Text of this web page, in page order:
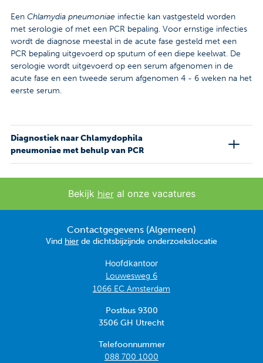
Een Chlamydia pneumoniae infectie kan vastgesteld worden
met serologie of met een PCR bepaling. Voor ernstige infecties
wordt de diagnose meestal in de acute fase gesteld met een
PCR bepaling uitgevoerd op sputum of een diepe keelwat. De
serologie wordt uitgevoerd op een serum afgenomen in de
acute fase en een tweede serum afgenomen 4 - 6 weken na het
eerste serum.
Diagnostiek naar Chlamydophila
pneumoniae met behulp van PCR
Bekijk hieral onze vacatures
Contactgegevens (Algemeen)
Vind hier de dichtsbijzijnde onderzoekslocatie
Hoofdkantoor
Louwesweg 6
1066 EC Amsterdam
Postbus 9300
3506 GH Utrecht
Telefoonnummer
088 700 1000